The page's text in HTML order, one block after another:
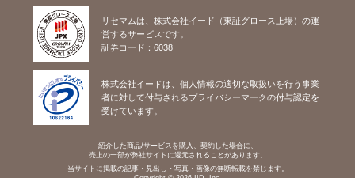
リセマムは、株式会社イード（東証グロース上場）の運
営するサービスです。
証券コード：6038
株式会社イードは、個人情報の適切な取扱いを行う事業
者に対して付与されるプライバシーマークの付与認定を
受けています。
紹介した商品/サービスを購入、契約した場合に、
売上の一部が弊社サイトに還元されることがあります。
当サイトに掲載の記事・見出し・写真・画像の無断転載を禁じます。